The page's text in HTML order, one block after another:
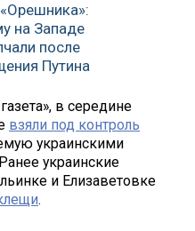
на Западе
после
Путина
в середине
взяли под контроль
украинскими
украинские
и Елизаветовке
.